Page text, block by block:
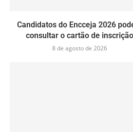
Candidatos do Encceja 2026
consultar o cartão de inscrição
8 de agosto de 2026